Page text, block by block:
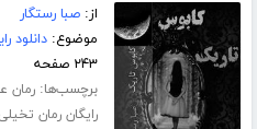
از:صبا رستگار
موضوع:دانلود
۲۴۳ صفحه
برچسب‌ها:رمان
رایگان رمان